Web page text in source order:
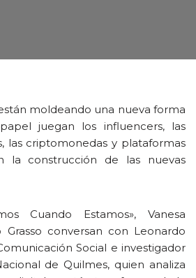
moldeando una nueva forma
juegan los influencers, las
las criptomonedas y plataformas
la construcción de las nuevas
Cuando Estamos», Vanesa
Grasso conversan con Leonardo
Social e investigador
de Quilmes, quien analiza